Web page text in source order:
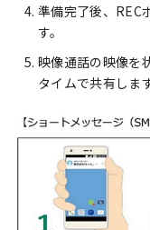
準備完了後、REC
す。
映像通話の映像を
タイムで共有しま